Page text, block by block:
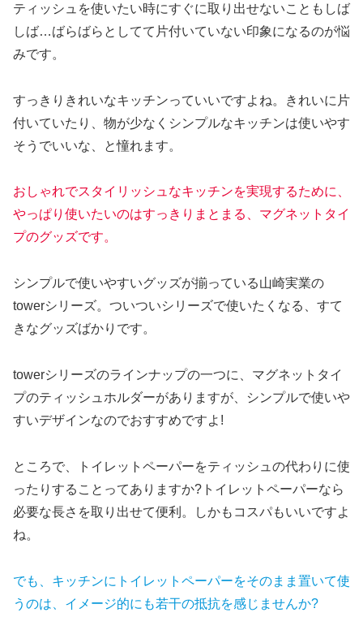
ティッシュを使いたい時にすぐに取り出せないこともしば
しば…ばらばらとしてて片付いていない印象になるのが悩
みです。
すっきりきれいなキッチンっていいですよね。きれいに片
付いていたり、物が少なくシンプルなキッチンは使いやす
そうでいいな、と憧れます。
おしゃれでスタイリッシュなキッチンを実現するために、
やっぱり使いたいのはすっきりまとまる、マグネットタイ
プのグッズです。
シンプルで使いやすいグッズが揃っている山崎実業の
towerシリーズ。ついついシリーズで使いたくなる、すて
きなグッズばかりです。
towerシリーズのラインナップの一つに、マグネットタイ
プのティッシュホルダーがありますが、シンプルで使いや
すいデザインなのでおすすめですよ!
ところで、トイレットペーパーをティッシュの代わりに使
ったりすることってありますか?トイレットペーパーなら
必要な長さを取り出せて便利。しかもコスパもいいですよ
ね。
でも、キッチンにトイレットペーパーをそのまま置いて使
うのは、イメージ的にも若干の抵抗を感じませんか?